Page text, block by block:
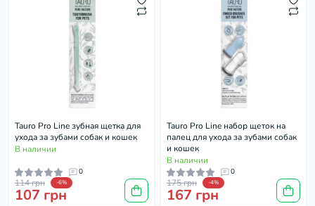
Tauro Pro Line зубная щетка для
ухода за зубами собак и кошек
В наличии
0
114 грн -6%
107 грн
Tauro Pro Line набор щеток на
палец для ухода за зубами собак
и кошек
В наличии
0
175 грн -4%
167 грн